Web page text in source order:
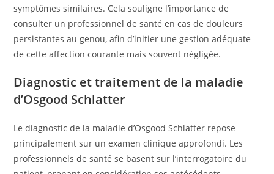
symptômes similaires. Cela souligne l’importance de
consulter un professionnel de santé en cas de douleurs
persistantes au genou, afin d’initier une gestion adéquate
de cette affection courante mais souvent négligée.
Diagnostic et traitement de la maladie
d’Osgood Schlatter
Le diagnostic de la maladie d’Osgood Schlatter repose
principalement sur un examen clinique approfondi. Les
professionnels de santé se basent sur l’interrogatoire du